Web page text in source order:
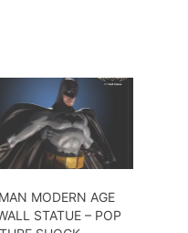
MODERN AGE
STATUE – POP